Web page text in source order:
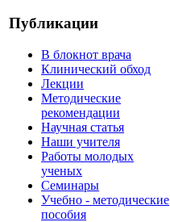
Публикации
В блокнот врача
Клинический обход
Лекции
Методические
рекомендации
Научная статья
Наши учителя
Работы молодых
ученых
Семинары
Учебно - методические
пособия